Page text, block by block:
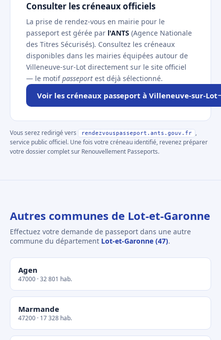
Consulter les créneaux officiels
La prise de rendez-vous en mairie pour le
passeport est gérée par l'ANTS (Agence Nationale
des Titres Sécurisés). Consultez les créneaux
disponibles dans les mairies équipées autour de
Villeneuve-sur-Lot directement sur le site officiel
— le motifpasseport est déjà sélectionné.
Voir les créneaux passeport à Villeneuve-sur-Lot
Vous serez redirigé vers rendezvouspasseport.ants.gouv.fr
,
service public officiel. Une fois votre créneau identifié, revenez préparer
votre dossier complet sur Renouvellement Passeports.
Autres communes de Lot-et-Garonne
Effectuez votre demande de passeport dans une autre
commune du département Lot-et-Garonne (47).
Agen
47000 · 32 801 hab.
Marmande
47200 · 17 328 hab.